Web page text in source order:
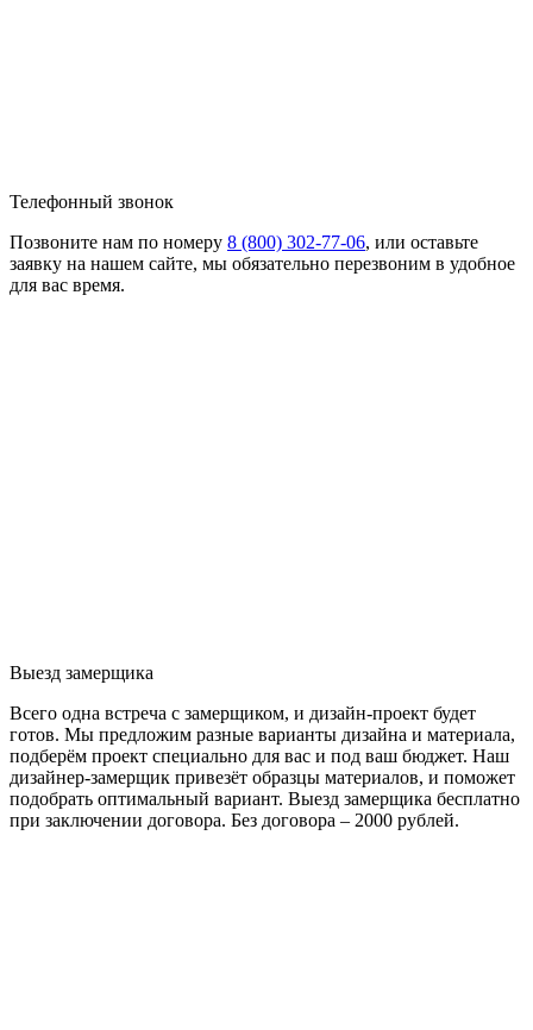
Телефонный звонок
Позвоните нам по номеру 8 (800) 302-77-06, или оставьте
заявку на нашем сайте, мы обязательно перезвоним в удобное
для вас время.
Выезд замерщика
Всего одна встреча с замерщиком, и дизайн-проект будет
готов. Мы предложим разные варианты дизайна и материала,
подберём проект специально для вас и под ваш бюджет. Наш
дизайнер-замерщик привезёт образцы материалов, и поможет
подобрать оптимальный вариант. Выезд замерщика бесплатно
при заключении договора. Без договора – 2000 рублей.